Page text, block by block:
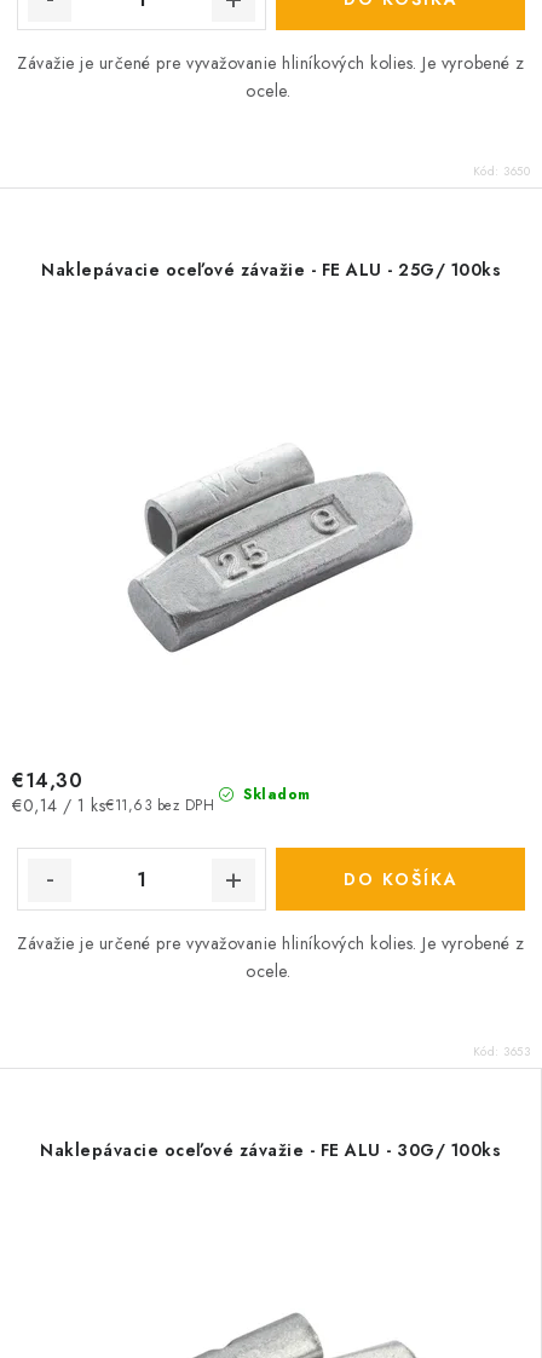
Závažie je určené pre vyvažovanie hliníkových kolies. Je vyrobené z
ocele.
Kód: 3650
Naklepávacie oceľové závažie - FE ALU - 25G/ 100ks
Skladom
€11,63 bez DPH
€14,30
Jednotková
€0,14 / 1 ks
DO KOŠÍKA
Závažie je určené pre vyvažovanie hliníkových kolies. Je vyrobené z
ocele.
Kód: 3653
Naklepávacie oceľové závažie - FE ALU - 30G/ 100ks